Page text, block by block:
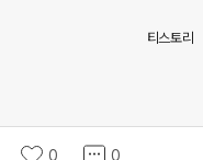
0 0
티스토리